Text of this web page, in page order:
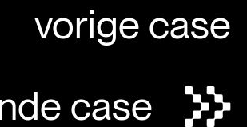
vorige case
case